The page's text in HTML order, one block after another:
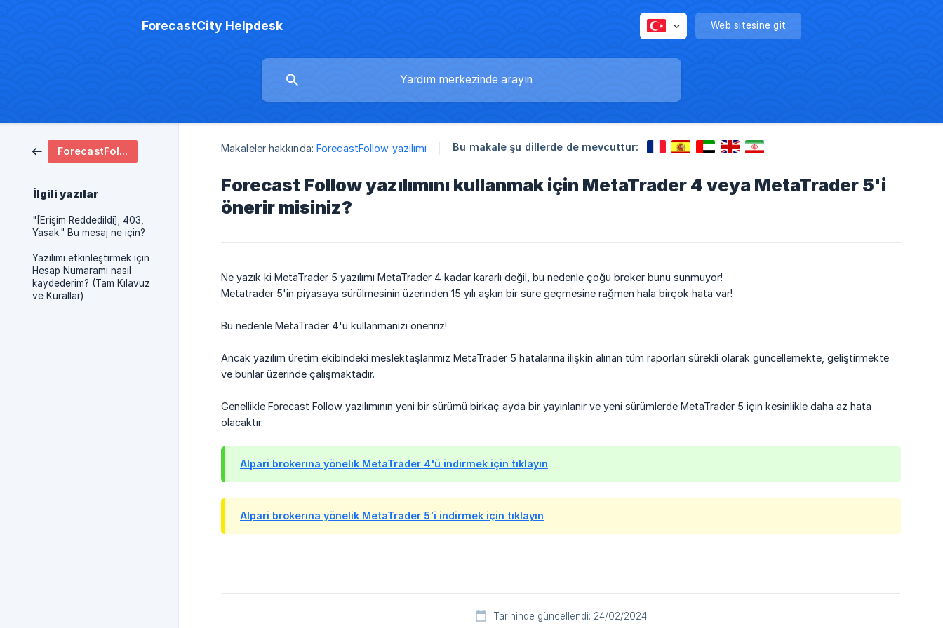
ForecastCity Helpdesk Web sitesine git
ForecastFollow yazılımı
İlgili yazılar
"[Erişim Reddedildi]; 403,
Yasak." Bu mesaj ne için?
Yazılımı etkinleştirmek için
Hesap Numaramı nasıl
kaydederim? (Tam Kılavuz
ve Kurallar)
Makaleler hakkında: ForecastFollow yazılımı Bu makale şu dillerde de mevcuttur:
Forecast Follow yazılımını kullanmak için MetaTrader 4 veya MetaTrader 5'i
önerir misiniz?
Ne yazık ki MetaTrader 5 yazılımı MetaTrader 4 kadar kararlı değil, bu nedenle çoğu broker bunu sunmuyor!
Metatrader 5'in piyasaya sürülmesinin üzerinden 15 yılı aşkın bir süre geçmesine rağmen hala birçok hata var!
Bu nedenle MetaTrader 4'ü kullanmanızı öneririz!
Ancak yazılım üretim ekibindeki meslektaşlarımız MetaTrader 5 hatalarına ilişkin alınan tüm raporları sürekli olarak güncellemekte, geliştirmekte
ve bunlar üzerinde çalışmaktadır.
Genellikle Forecast Follow yazılımının yeni bir sürümü birkaç ayda bir yayınlanır ve yeni sürümlerde MetaTrader 5 için kesinlikle daha az hata
olacaktır.
Alpari brokerına yönelik MetaTrader 4'ü indirmek için tıklayın
Alpari brokerına yönelik MetaTrader 5'i indirmek için tıklayın
Tarihinde güncellendi: 24/02/2024